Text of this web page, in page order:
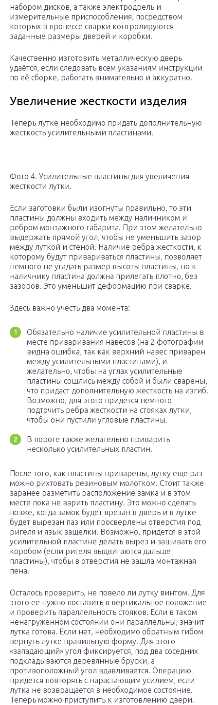
набором дисков, а также электродрель и
измерительные приспособления, посредством
которых в процессе сварки контролируются
заданные размеры дверей и коробки.
Качественно изготовить металлическую дверь
удаётся, если следовать всем указаниям инструкции
по её сборке, работать внимательно и аккуратно.
Увеличение жесткости изделия
Теперь лутке необходимо придать дополнительную
жесткость усилительными пластинами.
Фото 4. Усилительные пластины для увеличения
жесткости лутки.
Если заготовки были изогнуты правильно, то эти
пластины должны входить между наличником и
ребром монтажного габарита. При этом желательно
выдержать прямой угол, чтобы не уменьшить зазор
между луткой и стеной. Наличие ребра жесткости, к
которому будут привариваться пластины, позволяет
немного не угадать размер высоты пластины, но к
наличнику пластина должна прилегать плотно, без
зазоров. Это уменьшит деформацию при сварке.
Здесь важно учесть два момента:
Обязательно наличие усилительной пластины в
месте приваривания навесов (на 2 фотографии
видна ошибка, так как верхний навес приварен
между усилительными пластинами), и
желательно, чтобы на углах усилительные
пластины сошлись между собой и были сварены,
что придаст дополнительную жесткость на изгиб.
Возможно, для этого придется немного
подточить ребра жесткости на стояках лутки,
чтобы они пустили угловые пластины.
В пороге также желательно приварить
несколько усилительных пластин.
После того, как пластины приварены, лутку еще раз
можно рихтовать резиновым молотком. Стоит также
заранее разметить расположение замка и в этом
месте пока не варить пластину. Это можно сделать
позже, когда замок будет врезан в дверь и в лутке
будет вырезан паз или просверлены отверстия под
ригеля и язык защелки. Возможно, придется в этой
усилительной пластине делать вырез и зашивать его
коробом (если ригеля выдвигаются дальше
пластины), чтобы в отверстия не зашла монтажная
пена.
Осталось проверить, не повело ли лутку винтом. Для
этого ее нужно поставить в вертикальное положение
и проверить параллельность стояков. Если в таком
ненагруженном состоянии они параллельны, значит
лутка готова. Если нет, необходимо обратным гибом
вернуть лутке правильную форму. Для этого
«западающий» угол фиксируется, под два соседних
подкладываются деревянные бруски, а
противоположный угол вдавливается. Операцию
придется повторять с нарастающим усилием, если
лутка не возвращается в необходимое состояние.
Теперь можно приступить к изготовлению двери.